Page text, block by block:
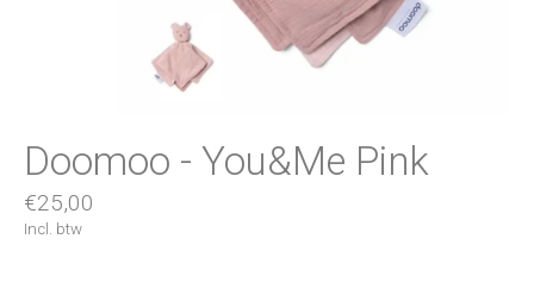
Doomoo - You&Me Pink
€25,00
Incl. btw